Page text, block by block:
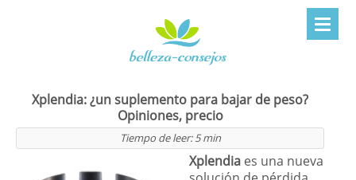
Xplendia: ¿un suplemento para bajar de peso?
Opiniones, precio
Tiempo de leer:5 min
Xplendia es una nueva